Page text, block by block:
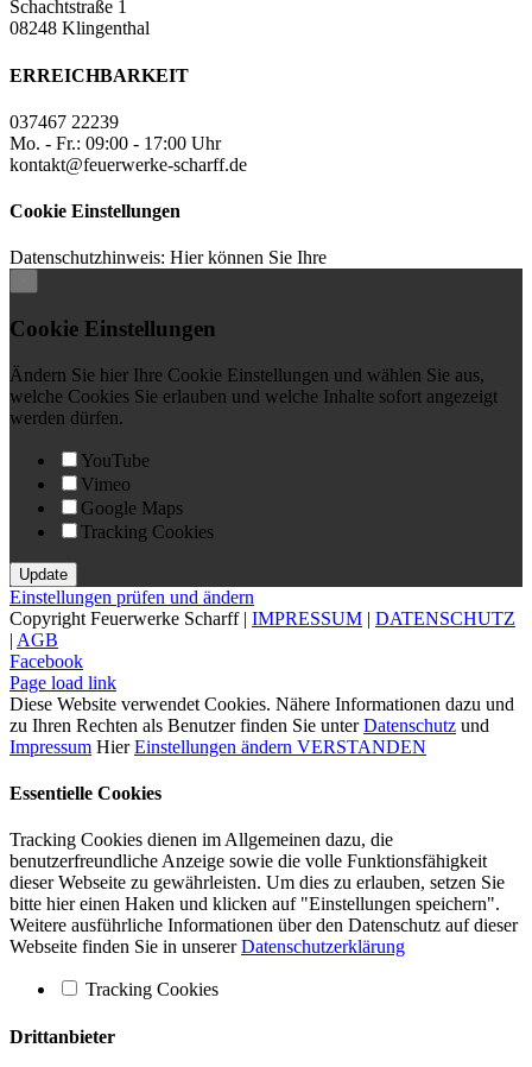
Schachtstraße 1
08248 Klingenthal
ERREICHBARKEIT
037467 22239
Mo. - Fr.: 09:00 - 17:00 Uhr
kontakt@feuerwerke-scharff.de
Cookie Einstellungen
Datenschutzhinweis: Hier können Sie Ihre
Cookie Einstellungen
Ändern Sie hier Ihre Cookie Einstellungen und wählen Sie aus,
welche Cookies Sie erlauben und welche Inhalte sofort angezeigt
werden dürfen.
YouTube
Vimeo
Google Maps
Tracking Cookies
Einstellungen prüfen und ändern
Copyright Feuerwerke Scharff | IMPRESSUM | DATENSCHUTZ
| AGB
Facebook
Page load link
Diese Website verwendet Cookies. Nähere Informationen dazu und
zu Ihren Rechten als Benutzer finden Sie unterDatenschutz und
Impressum HierEinstellungen ändern VERSTANDEN
Essentielle Cookies
Tracking Cookies dienen im Allgemeinen dazu, die
benutzerfreundliche Anzeige sowie die volle Funktionsfähigkeit
dieser Webseite zu gewährleisten. Um dies zu erlauben, setzen Sie
bitte hier einen Haken und klicken auf "Einstellungen speichern".
Weitere ausführliche Informationen über den Datenschutz auf dieser
Webseite finden Sie in unsererDatenschutzerklärung
Tracking Cookies
Drittanbieter